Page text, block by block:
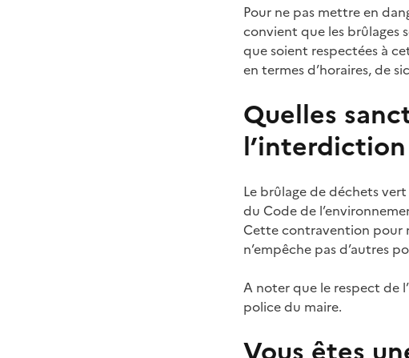
Pour ne pas mettre en
convient que les brûlages
que soient respectées à
en termes d’horaires, de
Quelles
Le brûlage de déchets vert
du Code de
Cette contravention pour
n’empêche pas d’autres
A noter que le respect de
police du maire.